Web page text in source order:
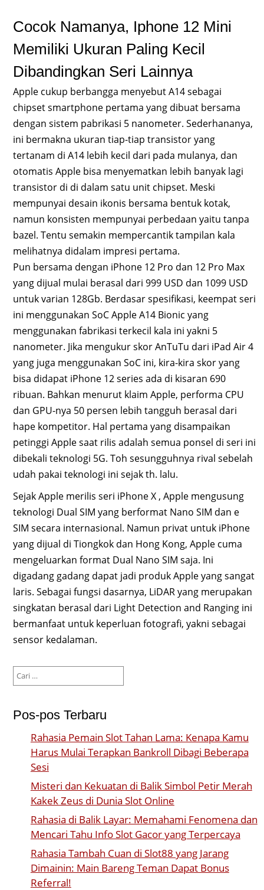
Cocok Namanya, Iphone 12 Mini
Memiliki Ukuran Paling Kecil
Dibandingkan Seri Lainnya
Apple cukup berbangga menyebut A14 sebagai
chipset smartphone pertama yang dibuat bersama
dengan sistem pabrikasi 5 nanometer. Sederhananya,
ini bermakna ukuran tiap-tiap transistor yang
tertanam di A14 lebih kecil dari pada mulanya, dan
otomatis Apple bisa menyematkan lebih banyak lagi
transistor di di dalam satu unit chipset. Meski
mempunyai desain ikonis bersama bentuk kotak,
namun konsisten mempunyai perbedaan yaitu tanpa
bazel. Tentu semakin mempercantik tampilan kala
melihatnya didalam impresi pertama.
Pun bersama dengan iPhone 12 Pro dan 12 Pro Max
yang dijual mulai berasal dari 999 USD dan 1099 USD
untuk varian 128Gb. Berdasar spesifikasi, keempat seri
ini menggunakan SoC Apple A14 Bionic yang
menggunakan fabrikasi terkecil kala ini yakni 5
nanometer. Jika mengukur skor AnTuTu dari iPad Air 4
yang juga menggunakan SoC ini, kira-kira skor yang
bisa didapat iPhone 12 series ada di kisaran 690
ribuan. Bahkan menurut klaim Apple, performa CPU
dan GPU-nya 50 persen lebih tangguh berasal dari
hape kompetitor. Hal pertama yang disampaikan
petinggi Apple saat rilis adalah semua ponsel di seri ini
dibekali teknologi 5G. Toh sesungguhnya rival sebelah
udah pakai teknologi ini sejak th. lalu.
Sejak Apple merilis seri iPhone X , Apple mengusung
teknologi Dual SIM yang berformat Nano SIM dan e
SIM secara internasional. Namun privat untuk iPhone
yang dijual di Tiongkok dan Hong Kong, Apple cuma
mengeluarkan format Dual Nano SIM saja. Ini
digadang gadang dapat jadi produk Apple yang sangat
laris. Sebagai fungsi dasarnya, LiDAR yang merupakan
singkatan berasal dari Light Detection and Ranging ini
bermanfaat untuk keperluan fotografi, yakni sebagai
sensor kedalaman.
untuk:
Pos-pos Terbaru
Rahasia Pemain Slot Tahan Lama: Kenapa Kamu
Harus Mulai Terapkan Bankroll Dibagi Beberapa
Sesi
Misteri dan Kekuatan di Balik Simbol Petir Merah
Kakek Zeus di Dunia Slot Online
Rahasia di Balik Layar: Memahami Fenomena dan
Mencari Tahu Info Slot Gacor yang Terpercaya
Rahasia Tambah Cuan di Slot88 yang Jarang
Dimainin: Main Bareng Teman Dapat Bonus
Referral!